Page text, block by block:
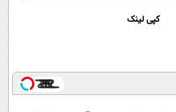
کپی لینک